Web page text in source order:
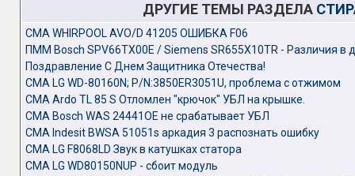
ДРУГИЕ ТЕМЫ РАЗДЕЛА
CМА WHIRPOOL AVO/D 41205 ОШИБКА F06
ПММ Bosch SPV66TX00E / Siemens SR655X10TR - Различия в
Поздравление С Днем Защитника Отечества!
СМА LG WD-80160N; P/N:3850ER3051U, проблема с отжимом
СМА Ardo TL 85 S Отломлен "крючок" УБЛ на крышке.
СМА Bosch WAS 24441OE не срабатывает УБЛ
СМА Indesit BWSA 51051s аркадия 3 распознать ошибку
СМА LG F8068LD Звук в катушках статора
СМА LG WD80150NUP - сбоит модуль